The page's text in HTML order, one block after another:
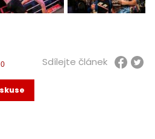
0 Sdílejte článek